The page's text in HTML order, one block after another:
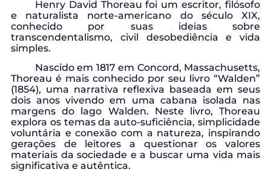
Henry David Thoreau foi um escritor, filósofo
e naturalista norte-americano do século XIX,
conhecido por suas ideias sobre
transcendentalismo, civil desobediência e vida
simples.
Nascido em 1817 em Concord, Massachusetts,
Thoreau é mais conhecido por seu livro “Walden”
(1854), uma narrativa reflexiva baseada em seus
dois anos vivendo em uma cabana isolada nas
margens do lago Walden. Neste livro, Thoreau
explora os temas da auto-suficiência, simplicidade
voluntária e conexão com a natureza, inspirando
gerações de leitores a questionar os valores
materiais da sociedade e a buscar uma vida mais
significativa e autêntica.